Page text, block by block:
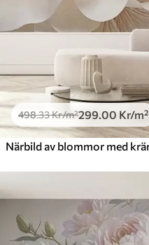
498.33Kr/m²299 .00 Kr/m²